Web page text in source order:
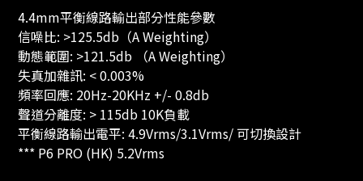
4.4mm平衡線路輸出部分性能參數
信噪比: >125.5db（A Weighting）
動態範圍: >121.5db （A Weighting）
失真加雜訊: < 0.003%
頻率回應: 20Hz-20KHz +/- 0.8db
聲道分離度: > 115db 10K負載
平衡線路輸出電平: 4.9Vrms/3.1Vrms/ 可切換設計
*** P6 PRO (HK) 5.2Vrms